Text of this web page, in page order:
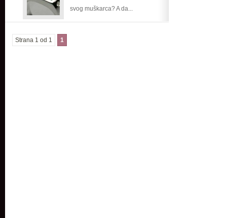
svog muškarca? A da...
Strana 1 od 1 1